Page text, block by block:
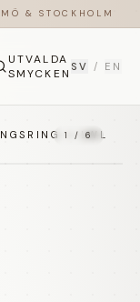
& STOCKHOLM
UTVALDA
SMYCKEN SV / EN
— LWL
1 / 6